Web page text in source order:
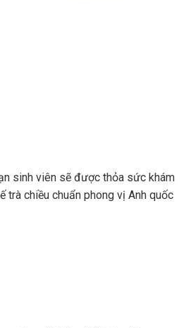
sinh viên sẽ được thỏa sức khám
chiều chuẩn phong vị Anh quốc